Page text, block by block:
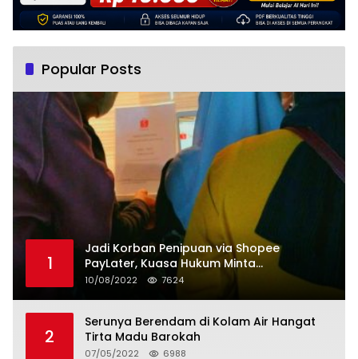
Popular Posts
1
Jadi Korban Penipuan via Shopee
PayLater, Kuasa Hukum Minta
Penangguhan Tagihan dan Hapus Bunga
10/08/2022 7624
2
Serunya Berendam di Kolam Air Hangat
Tirta Madu Barokah
07/05/2022 6988